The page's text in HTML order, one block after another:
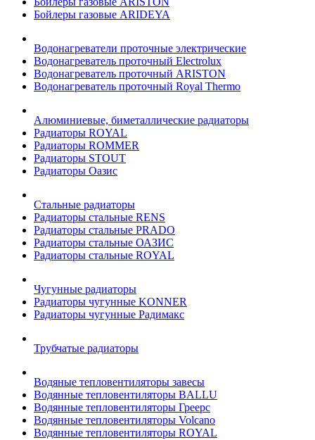
Бойлеры газовые ARIDEYA
Водонагреватели проточные электрические
Водонагреватель проточный Electrolux
Водонагреватель проточный ARISTON
Водонагреватель проточный Royal Thermo
Алюминиевые, биметаллические радиаторы
Радиаторы ROYAL
Радиаторы ROMMER
Радиаторы STOUT
Радиаторы Оазис
Стальные радиаторы
Радиаторы стальные RENS
Радиаторы стальные PRADO
Радиаторы стальные ОАЗИС
Радиаторы стальные ROYAL
Чугунные радиаторы
Радиаторы чугунные KONNER
Радиаторы чугунные Радимакс
Трубчатые радиаторы
Водяные тепловентиляторы завесы
Водянные тепловентиляторы BALLU
Водянные тепловентиляторы Греерс
Водянные тепловентиляторы Volcano
Водянные тепловентиляторы ROYAL